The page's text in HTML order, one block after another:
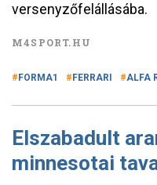
versenyzőfelállásába.
M4SPORT.HU
FORMA1 FERRARI ALFA
Elszabadult
minnesotai